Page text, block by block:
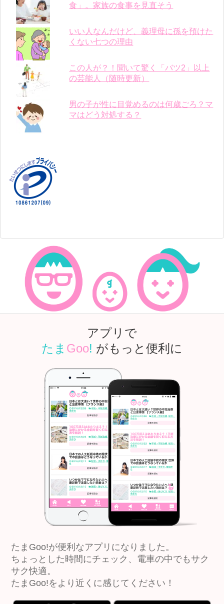
食」。家族の食事を見直そう
いい人なんだけど、義理母に孫を預けた
くない七つの理由
この人が？！聞いて驚く「バツ2」以上
の芸能人（随時更新）
男の子が性に目覚めるのは何歳ごろ？マ
マはどう対処する？
アプリで
たま Goo! がもっと便利に
たまGoo!が便利なアプリになりました。
ちょっとした時間にチェック、電車の中でもサク
サク快適。
たまGoo!をより近くに感じてください！